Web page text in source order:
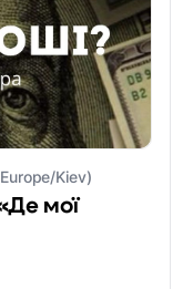
Kiev)
мої